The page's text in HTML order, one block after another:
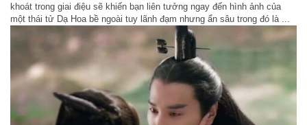
khoát trong giai điệu sẽ khiến bạn liên tưởng ngay đến hình ảnh của
một thái tử Dạ Hoa bề ngoài tuy lãnh đạm nhưng ẩn sâu trong đó là ...